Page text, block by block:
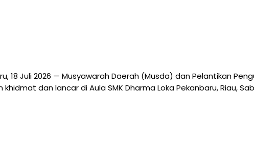
18 Juli 2026 — Musyawarah Daerah (Musda) dan Pelantikan
dan lancar di Aula SMK Dharma Loka Pekanbaru, Riau,